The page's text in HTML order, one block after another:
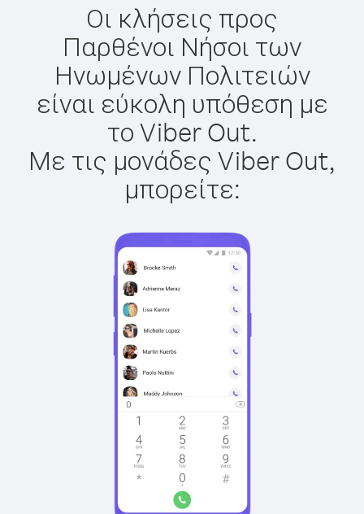
Οι κλήσεις προς
Παρθένοι Νήσοι των
Ηνωμένων Πολιτειών
είναι εύκολη υπόθεση με
το Viber Out.
Με τις μονάδες Viber Out,
μπορείτε: